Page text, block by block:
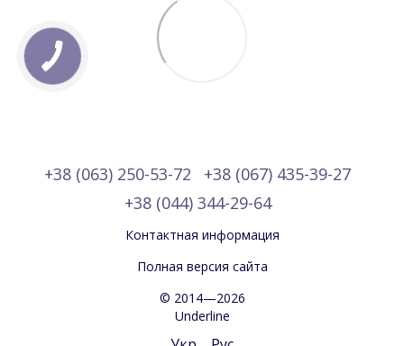
+38 (063) 250-53-72
+38 (067) 435-39-27
+38 (044) 344-29-64
Контактная информация
Полная версия сайта
© 2014—2026
Underline